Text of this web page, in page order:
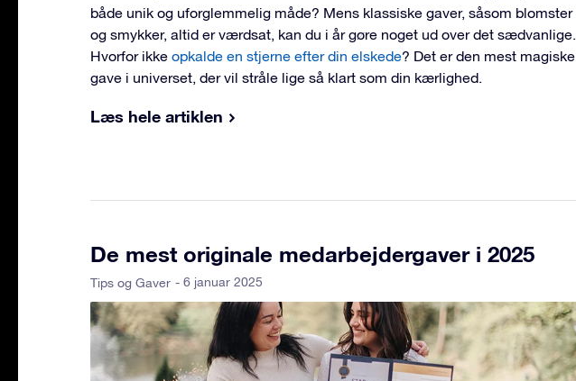
både unik og uforglemmelig måde? Mens klassiske gaver, såsom blomster
og smykker, altid er værdsat, kan du i år gøre noget ud over det sædvanlige.
Hvorfor ikke opkalde en stjerne efter din elskede? Det er den mest magiske
gave i universet, der vil stråle lige så klart som din kærlighed.
Læs hele artiklen
De mest originale medarbejdergaver i 2025
Tips og Gaver - 6 januar 2025